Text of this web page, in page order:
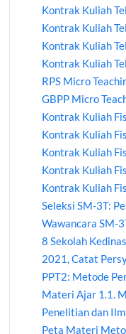
Kontrak Kuliah
Kontrak Kuliah
Kontrak Kuliah
Kontrak Kuliah
RPS Micro
GBPP Micro
Kontrak Kuliah
Kontrak Kuliah
Kontrak Kuliah
Kontrak Kuliah
Kontrak Kuliah
Seleksi SM-3T:
Wawancara SM-
8 Sekolah
2021, Catat
PPT2: Metode
Materi Ajar 1.1.
Penelitian dan
Peta Materi